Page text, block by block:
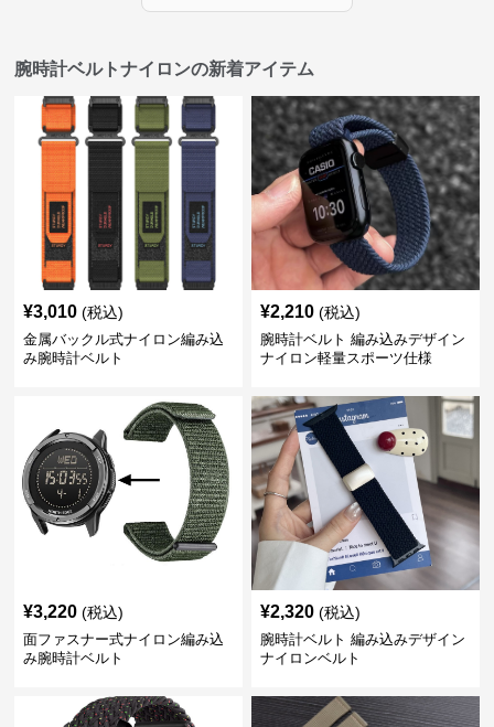
腕時計ベルトナイロンの新着アイテム
¥3,010 (税込)
金属バックル式ナイロン編み込
み腕時計ベルト
¥2,210 (税込)
腕時計ベルト 編み込みデザイン
ナイロン軽量スポーツ仕様
¥3,220 (税込)
面ファスナー式ナイロン編み込
み腕時計ベルト
¥2,320 (税込)
腕時計ベルト 編み込みデザイン
ナイロンベルト